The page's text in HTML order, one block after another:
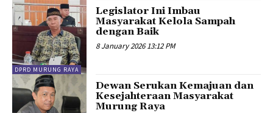
DPRD MURUNG RAYA
Legislator Ini Imbau
Masyarakat Kelola Sampah
dengan Baik
8 January 2026 13:12 PM
Dewan Serukan Kemajuan dan
Kesejahteraan Masyarakat
Murung Raya